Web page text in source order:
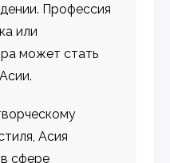
Профессия
или
может стать
Асия
сфере